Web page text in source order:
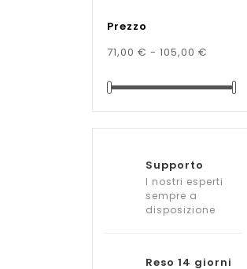
Prezzo
71,00 € - 105,00 €
Supporto
I nostri esperti
sempre a
disposizione
Reso 14 giorni